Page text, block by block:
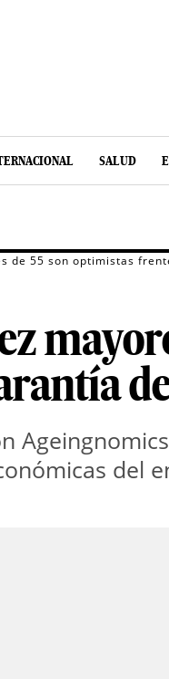
SALUD
de 55 son optimistas
del